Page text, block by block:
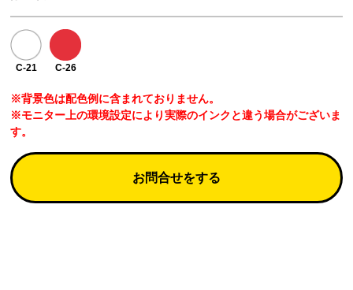
C-21 C-26
※背景色は配色例に含まれておりません。
※モニター上の環境設定により実際のインクと違う場合がございま
す。
お問合せをする